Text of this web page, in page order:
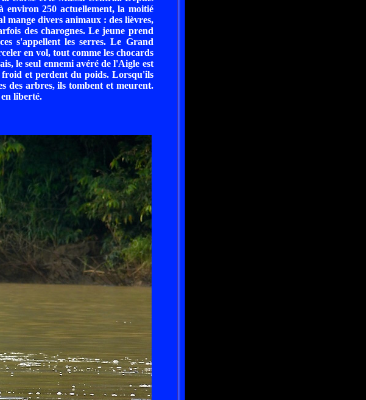
environ 250 actuellement, la moitié
mange divers animaux : des lièvres,
des charognes. Le jeune prend
s'appellent les serres. Le Grand
en vol, tout comme les chocards
le seul ennemi avéré de l'Aigle est
et perdent du poids. Lorsqu'ils
des arbres, ils tombent et meurent.
liberté.